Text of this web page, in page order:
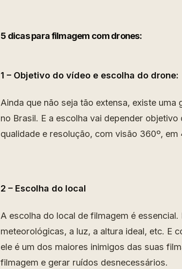
5 dicas para filmagem com drones:
1 – Objetivo do vídeo e escolha do drone:
Ainda que não seja tão extensa, existe
no Brasil. E a escolha vai depender
qualidade e resolução, com visão 360º,
2 – Escolha do local
A escolha do local de filmagem é
meteorológicas, a luz, a altura ideal, etc. E
ele é um dos maiores inimigos das suas
filmagem e gerar ruídos desnecessários.